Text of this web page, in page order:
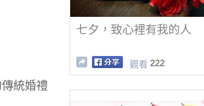
統婚禮
七夕，致心裡有我的人
觀看 222